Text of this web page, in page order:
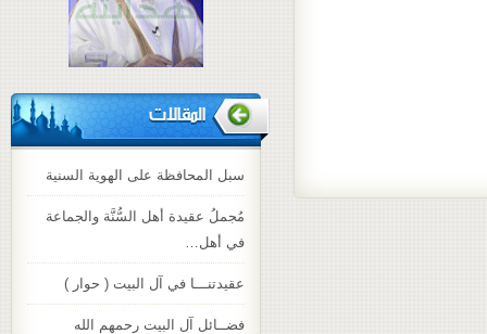
المقالات
سبل المحافظة على الهوية السنية
مُجملُ عقيدة أهل السُّنَّة والجماعة
في أهل…
عقيدتنـــا في آل البيت ( حوار )
فضــائل آل البيت رحمهم الله